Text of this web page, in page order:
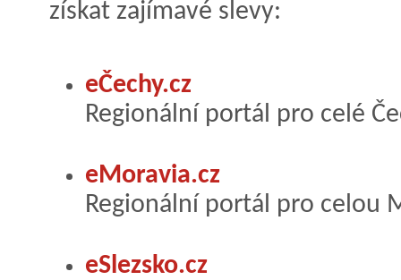
získat zajímavé slevy:
eČechy.cz
Regionální portál pro celé
eMoravia.cz
Regionální portál pro celou
eSlezsko.cz